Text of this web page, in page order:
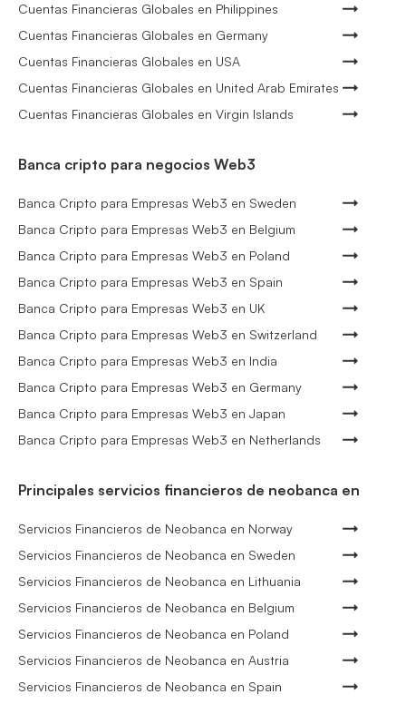
Cuentas Financieras Globales en Philippines
Cuentas Financieras Globales en Germany
Cuentas Financieras Globales en USA
Cuentas Financieras Globales en United Arab Emirates
Cuentas Financieras Globales en Virgin Islands
Banca cripto para negocios Web3
Banca Cripto para Empresas Web3 en Sweden
Banca Cripto para Empresas Web3 en Belgium
Banca Cripto para Empresas Web3 en Poland
Banca Cripto para Empresas Web3 en Spain
Banca Cripto para Empresas Web3 en UK
Banca Cripto para Empresas Web3 en Switzerland
Banca Cripto para Empresas Web3 en India
Banca Cripto para Empresas Web3 en Germany
Banca Cripto para Empresas Web3 en Japan
Banca Cripto para Empresas Web3 en Netherlands
Principales servicios financieros de neobanca en
Servicios Financieros de Neobanca en Norway
Servicios Financieros de Neobanca en Sweden
Servicios Financieros de Neobanca en Lithuania
Servicios Financieros de Neobanca en Belgium
Servicios Financieros de Neobanca en Poland
Servicios Financieros de Neobanca en Austria
Servicios Financieros de Neobanca en Spain